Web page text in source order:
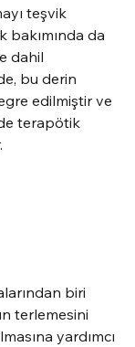
teşvik
bakımında da
dahil
bu derin
edilmiştir ve
terapötik
biri
terlemesini
yardımcı